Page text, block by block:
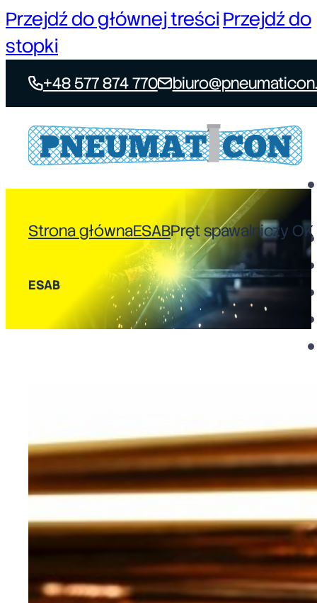
Przejdź do głównej treści Przejdź do
stopki
+48 577 874 770
Strona głównaESABPręt spawalniczy
ESAB